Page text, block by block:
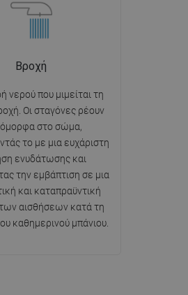
Βροχή
νερού που μιμείται τη
Οι σταγόνες ρέουν
στο σώμα,
το με μια ευχάριστη
ενυδάτωσης και
την εμβάπτιση σε μια
και καταπραϋντική
αισθήσεων κατά τη
καθημερινού μπάνιου.